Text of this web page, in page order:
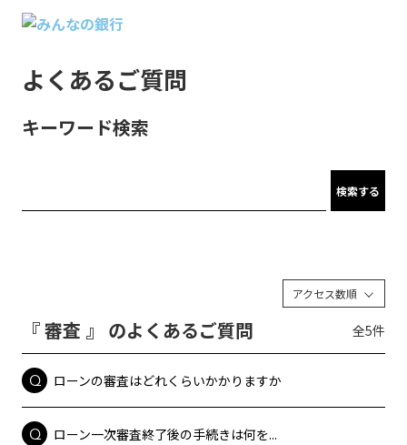
よくあるご質問
キーワード検索
検索する
アクセス数順
『 審査 』 のよくあるご質問 全5件
ローンの審査はどれくらいかかりますか
ローン一次審査終了後の手続きは何を...